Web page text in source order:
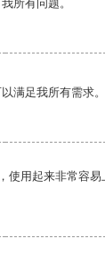
所有问题。
满足我所有需求。
使用起来非常容